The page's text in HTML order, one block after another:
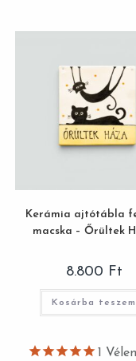
Kerámia ajtótábla
macska – Őrültek
8.800 Ft
Kosárba teszem